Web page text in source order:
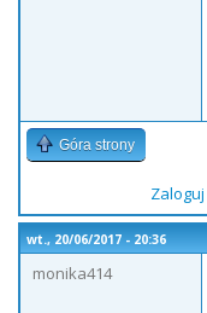
Góra strony
wt., 20/06/2017 - 20:36
monika414